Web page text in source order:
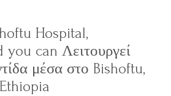
Hospital,
you can Λειτουργεί
μέσα στο Bishoftu,